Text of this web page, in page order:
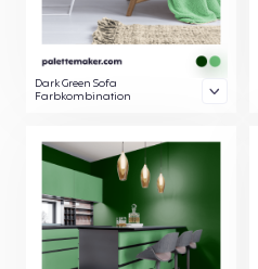
Dark Green Sofa
Farbkombination